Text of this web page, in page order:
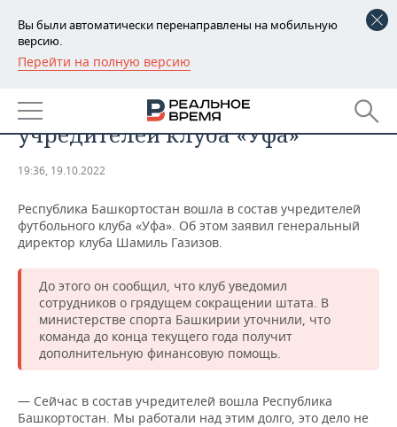
Вы были автоматически перенаправлены на мобильную
версию.
Перейти на полную версию
РЕГИОНЫ
БАШКОРТОСТАН
ТАТАРСТАН
НОВОСТИ
АНАЛИТИКА
ДЕКЛАРАЦИИ О ДОХОДАХ
КОРОЛИ ГОСЗАКАЗА ПФО
ВУЗЫ ТАТАРСТАНА
КОМУ ПРИНАДЛЕЖАТ
ТОРГОВЫЕ ЦЕНТРЫ
ТАТАРСТАНА
НОВОСТИ ЭКОНОМИКИ
ФИНАНСЫ
БАНКИ
БЮДЖЕТ
ПРОМЫШЛЕННОСТЬ
НОВОСТИ
ПРОМЫШЛЕННОСТИ
АГРОПРОМ
МАШИНОСТРОЕНИЕ
НЕФТЕХИМИЯ
НЕДВИЖИМОСТЬ
НОВОСТИ НЕДВИЖИМОСТИ
АВТО
НОВОСТИ АВТО
БИЗНЕС
Башкортостан вошел в состав
учредителей клуба «Уфа»
19:36, 19.10.2022
Республика Башкортостан вошла в состав учредителей
футбольного клуба «Уфа». Об этом заявил генеральный
директор клуба Шамиль Газизов.
До этого он сообщил, что клуб уведомил
сотрудников о грядущем сокращении штата. В
министерстве спорта Башкирии уточнили, что
команда до конца текущего года получит
дополнительную финансовую помощь.
— Сейчас в состав учредителей вошла Республика
Башкортостан. Мы работали над этим долго, это дело не